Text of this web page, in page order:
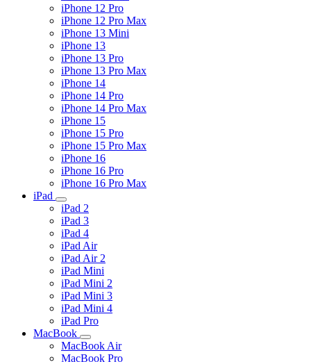
iPhone 12 Pro
iPhone 12 Pro Max
iPhone 13 Mini
iPhone 13
iPhone 13 Pro
iPhone 13 Pro Max
iPhone 14
iPhone 14 Pro
iPhone 14 Pro Max
iPhone 15
iPhone 15 Pro
iPhone 15 Pro Max
iPhone 16
iPhone 16 Pro
iPhone 16 Pro Max
iPad
iPad 2
iPad 3
iPad 4
iPad Air
iPad Air 2
iPad Mini
iPad Mini 2
iPad Mini 3
iPad Mini 4
iPad Pro
MacBook
MacBook Air
MacBook Pro